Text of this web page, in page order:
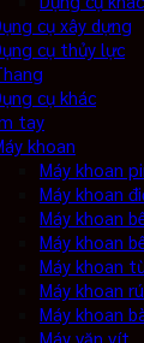
cụ xây dựng
cụ thủy lực
cụ khác
tay
khoan
Máy khoan
Máy khoan
Máy khoan
Máy khoan
Máy khoan
Máy khoan
Máy khoan